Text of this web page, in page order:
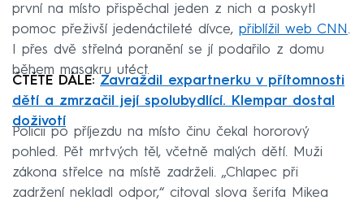
první na místo přispěchal jeden z nich a poskytl
pomoc přeživší jedenáctileté dívce, přiblížil web CNN.
I přes dvě střelná poranění se jí podařilo z domu
během masakru utéct.
ČTĚTE DÁLE: Zavraždil expartnerku v přítomnosti
dětí a zmrzačil její spolubydlící. Klempar dostal
doživotí
Policii po příjezdu na místo činu čekal hororový
pohled. Pět mrtvých těl, včetně malých dětí. Muži
zákona střelce na místě zadrželi. „Chlapec při
zadržení nekladl odpor,“ citoval slova šerifa Mikea